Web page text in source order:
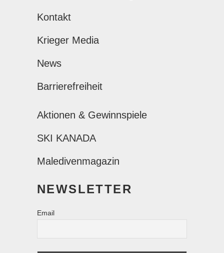
Kontakt
Krieger Media
News
Barrierefreiheit
Aktionen & Gewinnspiele
SKI KANADA
Maledivenmagazin
NEWSLETTER
Email